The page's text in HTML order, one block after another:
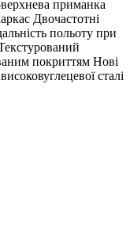
приманка
Двочастотні
польоту при
покриттям Нові
сталі